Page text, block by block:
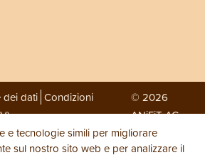
dei dati Condizioni
© 2026
ANiFiT AG
e tecnologie simili per migliorare
sul nostro sito web e per analizzare il